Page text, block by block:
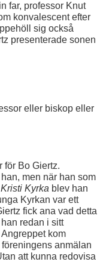
far, professor Knut
konvalescent efter
sig också
presenterade sonen
eller biskop eller
för Bo Giertz.
men när han som
Kristi Kyrka blev han
Kyrkan var ett
fick ana vad detta
innebar. Att det skulle bli så förutsåg han redan i sitt
Angreppet kom
anmälan
att kunna redovisa